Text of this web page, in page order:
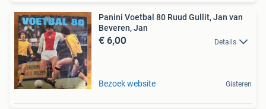
Panini Voetbal 80 Ruud Gullit, Jan van
Beveren, Jan
€ 6,00 Details
Bezoek website Gisteren